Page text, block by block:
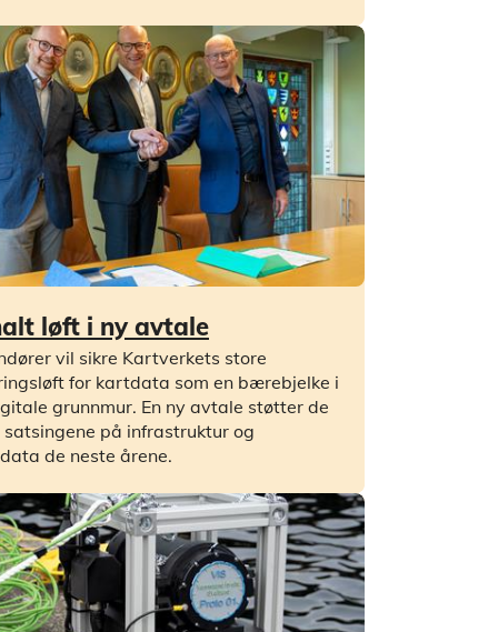
løft i ny avtale
vil sikre Kartverkets store
for kartdata som en bærebjelke i
grunnmur. En ny avtale støtter de
satsingene på infrastruktur og
de neste årene.